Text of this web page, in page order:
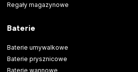
Regały magazynowe
Baterie
Baterie umywalkowe
Baterie prysznicowe
Baterie wannowe